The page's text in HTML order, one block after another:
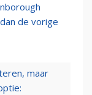
de vorige
maar